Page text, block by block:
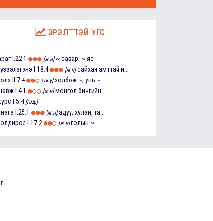
ЭРЭЛТТЭЙ ҮГС
I.22.1 [ж.н] ~ савар; ~ яс
I.18.4 [ж.н] сайхан амттай н...
II.7.4 [үй.ү] холбож ~, унь ~...
I.4.1 [ж.н] монгол бичгийн ...
I.5.4 [гад.]
I.25.1 [ж.н] адуу, хулан, та...
I.17.2 [ж.н] голын ~